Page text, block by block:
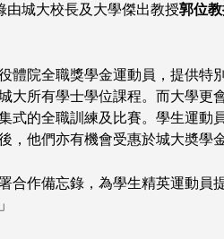
由城大校長及大學傑出教授郭位
體院全職獎學金運動員，提供特
大所有學士學位課程。而大學更
式的全職訓練及比賽。學生運動
他們亦有機會受惠於城大奬學金
合作備忘錄，為學生精英運動員